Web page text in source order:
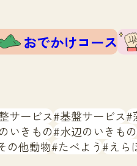
おでかけコース
サービス 基盤サービス
いきもの 水辺のいきもの
の他動物 たべよう えら